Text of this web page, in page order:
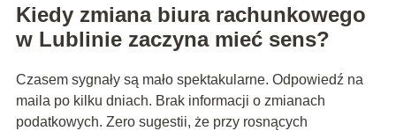
Kiedy zmiana biura rachunkowego
w Lublinie zaczyna mieć sens?
Czasem sygnały są mało spektakularne. Odpowiedź na
maila po kilku dniach. Brak informacji o zmianach
podatkowych. Zero sugestii, że przy rosnących